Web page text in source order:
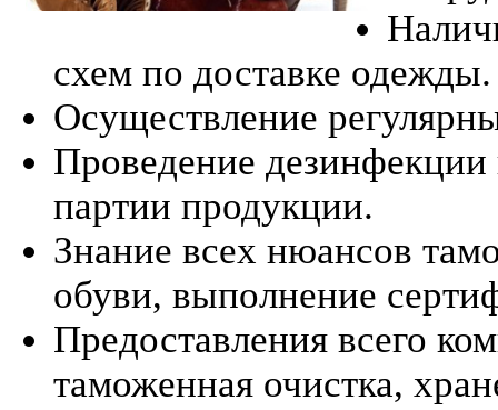
схем по доставке одежды.
Осуществление
Проведение дезинфекции
партии продукции.
Знание всех нюансов
обуви, выполнение
Предоставления всего
таможенная очистка,